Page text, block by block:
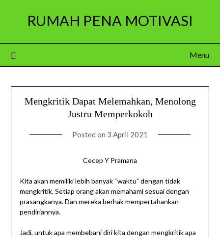
RUMAH PENA MOTIVASI
Menu
Mengkritik Dapat Melemahkan, Menolong
Justru Memperkokoh
Posted on 3 April 2021
Cecep Y Pramana
Kita akan memiliki lebih banyak “waktu” dengan tidak
mengkritik. Setiap orang akan memahami sesuai dengan
prasangkanya. Dan mereka berhak mempertahankan
pendiriannya.
Jadi, untuk apa membebani diri kita dengan mengkritik apa